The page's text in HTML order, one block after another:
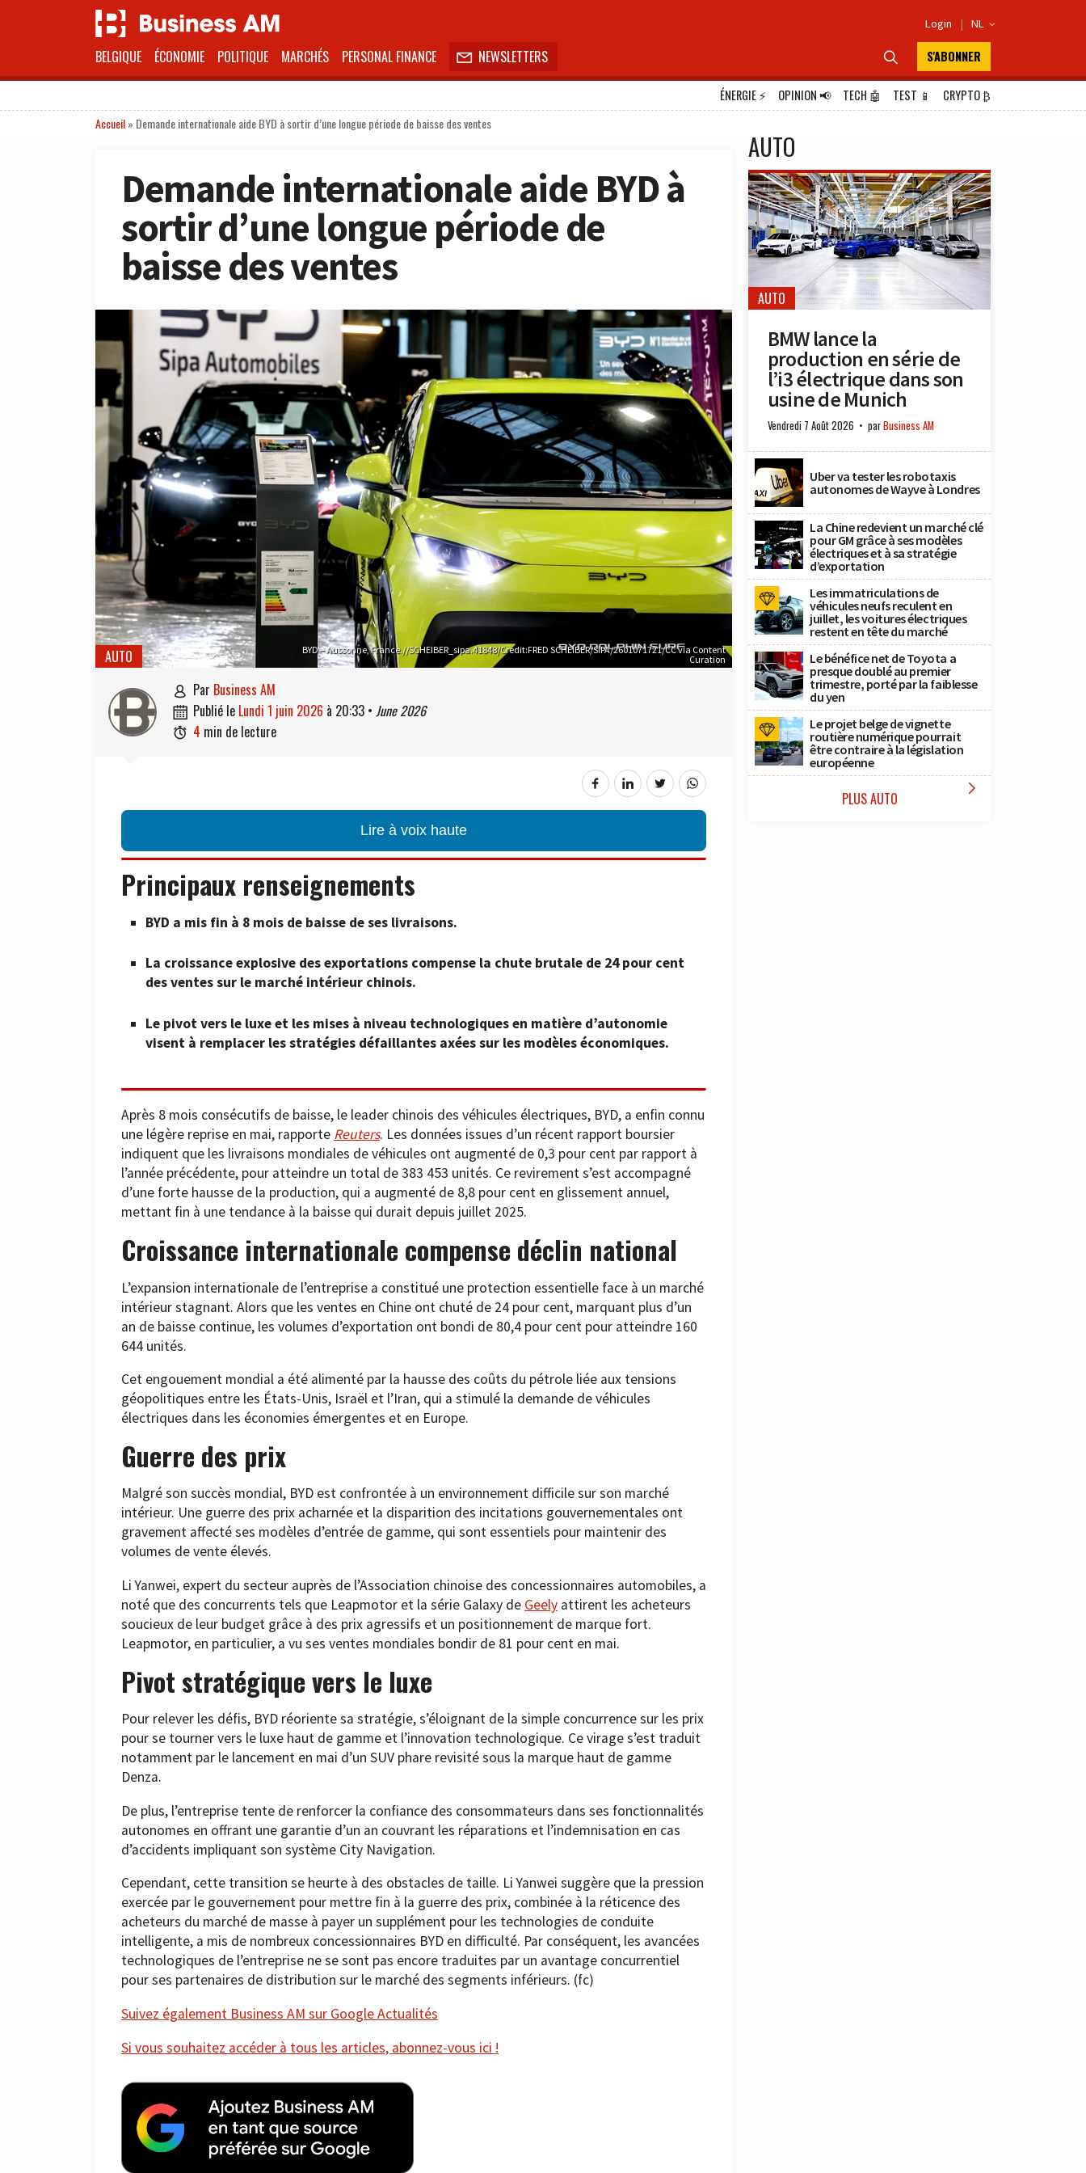
Login | NL 
BELGIQUE ÉCONOMIE POLITIQUE MARCHÉS PERSONAL FINANCE  NEWSLETTERS  S'ABONNER
ÉNERGIE⚡ OPINION📢 TECH 🤖 TEST 📱 CRYPTO₿
Accueil» Demande internationale aide BYD à sortir d’une longue période de baisse des ventes
Demande internationale aide BYD à
sortir d’une longue période de
baisse des ventes
BYD – Aussonne, France.//SCHEIBER_sipa.41848/Credit:FRED SCHEIBER/SIPA/2601071721/CC via Content
Curation
AUTO
 par Business AM
 publié le lundi 1 juin 2026 à 20:33 • June 2026
 4 min de lecture
Lire à voix haute
Principaux renseignements
BYD a mis fin à 8 mois de baisse de ses livraisons.
La croissance explosive des exportations compense la chute brutale de 24 pour cent
des ventes sur le marché intérieur chinois.
Le pivot vers le luxe et les mises à niveau technologiques en matière d’autonomie
visent à remplacer les stratégies défaillantes axées sur les modèles économiques.
Après 8 mois consécutifs de baisse, le leader chinois des véhicules électriques, BYD, a enfin connu
une légère reprise en mai, rapporte Reuters. Les données issues d’un récent rapport boursier
indiquent que les livraisons mondiales de véhicules ont augmenté de 0,3 pour cent par rapport à
l’année précédente, pour atteindre un total de 383 453 unités. Ce revirement s’est accompagné
d’une forte hausse de la production, qui a augmenté de 8,8 pour cent en glissement annuel,
mettant fin à une tendance à la baisse qui durait depuis juillet 2025.
Croissance internationale compense déclin national
L’expansion internationale de l’entreprise a constitué une protection essentielle face à un marché
intérieur stagnant. Alors que les ventes en Chine ont chuté de 24 pour cent, marquant plus d’un
an de baisse continue, les volumes d’exportation ont bondi de 80,4 pour cent pour atteindre 160
644 unités.
Cet engouement mondial a été alimenté par la hausse des coûts du pétrole liée aux tensions
géopolitiques entre les États-Unis, Israël et l’Iran, qui a stimulé la demande de véhicules
électriques dans les économies émergentes et en Europe.
Guerre des prix
Malgré son succès mondial, BYD est confrontée à un environnement difficile sur son marché
intérieur. Une guerre des prix acharnée et la disparition des incitations gouvernementales ont
gravement affecté ses modèles d’entrée de gamme, qui sont essentiels pour maintenir des
volumes de vente élevés.
Li Yanwei, expert du secteur auprès de l’Association chinoise des concessionnaires automobiles, a
noté que des concurrents tels que Leapmotor et la série Galaxy de Geely attirent les acheteurs
soucieux de leur budget grâce à des prix agressifs et un positionnement de marque fort.
Leapmotor, en particulier, a vu ses ventes mondiales bondir de 81 pour cent en mai.
Pivot stratégique vers le luxe
Pour relever les défis, BYD réoriente sa stratégie, s’éloignant de la simple concurrence sur les prix
pour se tourner vers le luxe haut de gamme et l’innovation technologique. Ce virage s’est traduit
notamment par le lancement en mai d’un SUV phare revisité sous la marque haut de gamme
Denza.
De plus, l’entreprise tente de renforcer la confiance des consommateurs dans ses fonctionnalités
autonomes en offrant une garantie d’un an couvrant les réparations et l’indemnisation en cas
d’accidents impliquant son système City Navigation.
Cependant, cette transition se heurte à des obstacles de taille. Li Yanwei suggère que la pression
exercée par le gouvernement pour mettre fin à la guerre des prix, combinée à la réticence des
acheteurs du marché de masse à payer un supplément pour les technologies de conduite
intelligente, a mis de nombreux concessionnaires BYD en difficulté. Par conséquent, les avancées
technologiques de l’entreprise ne se sont pas encore traduites par un avantage concurrentiel
pour ses partenaires de distribution sur le marché des segments inférieurs. (fc)
Suivez également Business AM sur Google Actualités
Si vous souhaitez accéder à tous les articles, abonnez-vous ici !
AUTO
AUTO
BMW lance la
production en série de
l’i3 électrique dans son
usine de Munich
Vendredi 7 Août 2026 parBusiness AM
Uber va tester les robotaxis
autonomes de Wayve à Londres
La Chine redevient un marché clé
pour GM grâce à ses modèles
électriques et à sa stratégie
d’exportation
Les immatriculations de
véhicules neufs reculent en
juillet, les voitures électriques
restent en tête du marché
Le bénéfice net de Toyota a
presque doublé au premier
trimestre, porté par la faiblesse
du yen
Le projet belge de vignette
routière numérique pourrait
être contraire à la législation
européenne
PLUS AUTO 